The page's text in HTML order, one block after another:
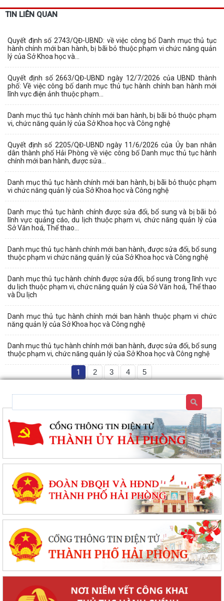
TIN LIÊN QUAN
Quyết định số 2743/QĐ-UBND: về việc công bố Danh mục thủ tục
hành chính mới ban hành, bị bãi bỏ thuộc phạm vi chức năng quản
lý của Sở Khoa học và...
Quyết định số 2663/QĐ-UBND ngày 12/7/2026 của UBND thành
phố: Về việc công bố danh mục thủ tục hành chính ban hành mới
lĩnh vực điện ảnh thuộc phạm...
Danh mục thủ tục hành chính mới ban hành, bị bãi bỏ thuộc phạm
vi, chức năng quản lý của Sở Khoa học và Công nghệ
Quyết định số 2205/QĐ-UBND ngày 11/6/2026 của Ủy ban nhân
dân thành phố Hải Phòng về việc công bố Danh mục thủ tục hành
chính mới ban hành, được sửa...
Danh mục thủ tục hành chính mới ban hành, bị bãi bỏ thuộc phạm
vi chức năng quản lý của Sở Khoa học và Công nghệ
Danh mục thủ tục hành chính được sửa đổi, bổ sung và bị bãi bỏ
lĩnh vực quảng cáo, du lịch thuộc phạm vi, chức năng quản lý của
Sở Văn hoá, Thể thao...
Danh mục thủ tục hành chính mới ban hành, được sửa đổi, bổ sung
thuộc phạm vi chức năng quản lý của Sở Khoa học và Công nghệ
Danh mục thủ tục hành chính được sửa đổi, bổ sung trong lĩnh vực
du lịch thuộc phạm vi, chức năng quản lý của Sở Văn hoá, Thể thao
và Du lịch
Danh mục thủ tục hành chính mới ban hành thuộc phạm vi chức
năng quản lý của Sở Khoa học và Công nghệ
Danh mục thủ tục hành chính mới ban hành, được sửa đổi, bổ sung
thuộc phạm vi, chức năng quản lý của Sở Khoa học và Công nghệ
1 2 3 4 5